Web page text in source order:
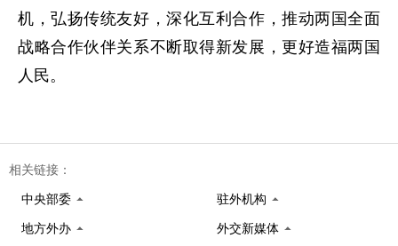
机，弘扬传统友好，深化互利合作，推动两国全面
战略合作伙伴关系不断取得新发展，更好造福两国
人民。
相关链接：
中央部委 驻外机构
地方外办 外交新媒体